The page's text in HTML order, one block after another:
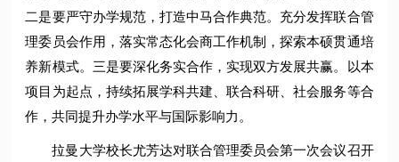
二是要严守办学规范，打造中马合作典范。充分发挥联合管
理委员会作用，落实常态化会商工作机制，探索本硕贯通培
养新模式。三是要深化务实合作，实现双方发展共赢。以本
项目为起点，持续拓展学科共建、联合科研、社会服务等合
作，共同提升办学水平与国际影响力。
拉曼大学校长尤芳达对联合管理委员会第一次会议召开